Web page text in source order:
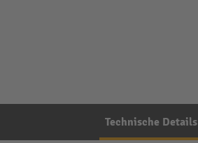
Technische Details